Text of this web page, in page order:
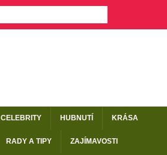
CELEBRITY HUBNUTÍ KRÁSA
RADY A TIPY ZAJÍMAVOSTI